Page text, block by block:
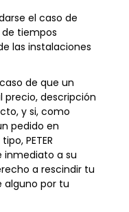
el caso de
tiempos
las instalaciones
de que un
descripción
y si, como
pedido en
PETER
inmediato a su
a rescindir tu
alguno por tu